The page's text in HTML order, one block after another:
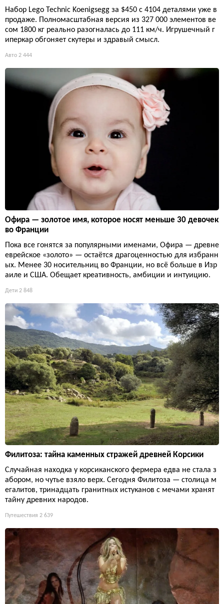
Набор Lego Technic Koenigsegg за $450 с 4104 деталями уже в
продаже. Полномасштабная версия из 327 000 элементов ве
сом 1800 кг реально разогналась до 111 км/ч. Игрушечный г
иперкар обгоняет скутеры и здравый смысл.
Авто 2 444
Офира — золотое имя, которое носят меньше 30 девочек
во Франции
Пока все гонятся за популярными именами, Офира — древне
еврейское «золото» — остаётся драгоценностью для избранн
ых. Менее 30 носительниц во Франции, но всё больше в Изр
аиле и США. Обещает креативность, амбиции и интуицию.
Дети 2 848
Филитоза: тайна каменных стражей древней Корсики
Случайная находка у корсиканского фермера едва не стала з
абором, но чутье взяло верх. Сегодня Филитоза — столица м
егалитов, тринадцать гранитных истуканов с мечами хранят
тайну древних народов.
Путешествия 2 639